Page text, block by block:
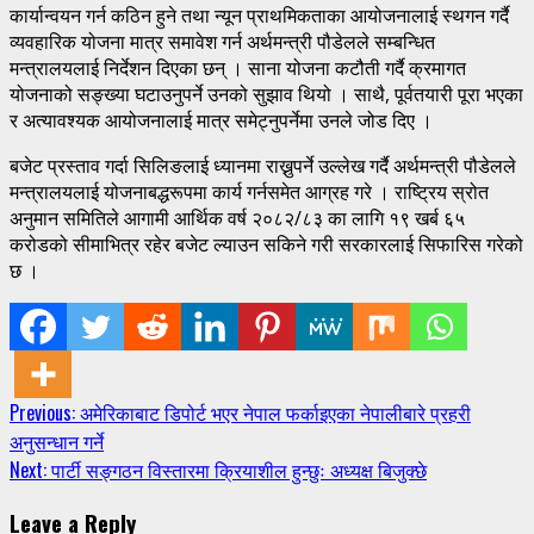
कार्यान्वयन गर्न कठिन हुने तथा न्यून प्राथमिकताका आयोजनालाई स्थगन गर्दै
व्यवहारिक योजना मात्र समावेश गर्न अर्थमन्त्री पौडेलले सम्बन्धित
मन्त्रालयलाई निर्देशन दिएका छन् । साना योजना कटौती गर्दै क्रमागत
योजनाको सङ्ख्या घटाउनुपर्ने उनको सुझाव थियो । साथै, पूर्वतयारी पूरा भएका
र अत्यावश्यक आयोजनालाई मात्र समेट्नुपर्नेमा उनले जोड दिए ।
बजेट प्रस्ताव गर्दा सिलिङलाई ध्यानमा राख्नुपर्ने उल्लेख गर्दै अर्थमन्त्री पौडेलले
मन्त्रालयलाई योजनाबद्धरूपमा कार्य गर्नसमेत आग्रह गरे । राष्ट्रिय स्रोत
अनुमान समितिले आगामी आर्थिक वर्ष २०८२/८३ का लागि १९ खर्ब ६५
करोडको सीमाभित्र रहेर बजेट ल्याउन सकिने गरी सरकारलाई सिफारिस गरेको
छ ।
Continue
Reading
Previous:अमेरिकाबाट डिपोर्ट भएर नेपाल फर्काइएका नेपालीबारे प्रहरी
अनुसन्धान गर्ने
Next:पार्टी सङ्गठन विस्तारमा क्रियाशील हुन्छुः अध्यक्ष बिजुक्छे
Leave a Reply